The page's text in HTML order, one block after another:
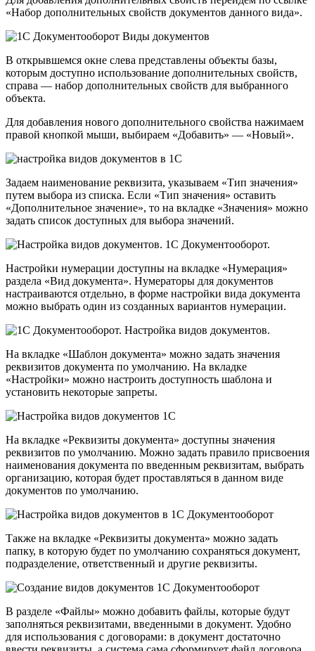
«Набор дополнительных свойств документов данного вида».
В открывшемся окне слева представлены объекты базы,
которым доступно использование дополнительных свойств,
справа — набор дополнительных свойств для выбранного
объекта.
Для добавления нового дополнительного свойства нажимаем
правой кнопкой мыши, выбираем «Добавить» — «Новый».
Задаем наименование реквизита, указываем «Тип значения»
путем выбора из списка. Если «Тип значения» оставить
«Дополнительное значение», то на вкладке «Значения» можно
задать список доступных для выбора значений.
Настройки нумерации доступны на вкладке «Нумерация»
раздела «Вид документа». Нумераторы для документов
настраиваются отдельно, в форме настройки вида документа
можно выбрать один из созданных вариантов нумерации.
На вкладке «Шаблон документа» можно задать значения
реквизитов документа по умолчанию. На вкладке
«Настройки» можно настроить доступность шаблона и
установить некоторые запреты.
На вкладке «Реквизиты документа» доступны значения
реквизитов по умолчанию. Можно задать правило присвоения
наименования документа по введенным реквизитам, выбрать
организацию, которая будет проставляться в данном виде
документов по умолчанию.
Также на вкладке «Реквизиты документа» можно задать
папку, в которую будет по умолчанию сохраняться документ,
подразделение, ответственный и другие реквизиты.
В разделе «Файлы» можно добавить файлы, которые будут
заполняться реквизитами, введенными в документ. Удобно
для использования с договорами: в документ достаточно